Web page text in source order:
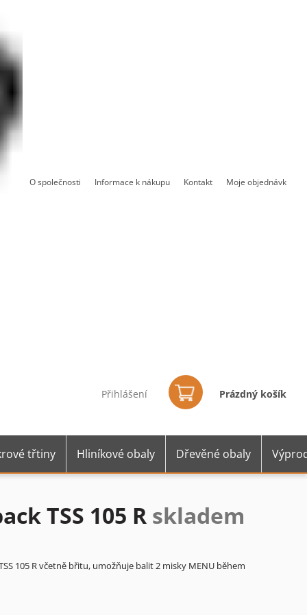
O společnosti Informace k nákupu Kontakt Moje objednávka
Přihlášení
košík
Prázdný košík
třtiny Hliníkové obaly Dřevěné obaly
TSS 105 R skladem
105 R včetně břitu, umožňuje balit 2 misky MENU během